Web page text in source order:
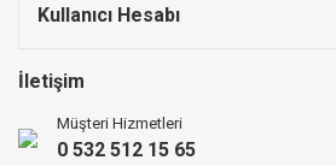
Kullanıcı Hesabı
İletişim
Müşteri Hizmetleri
0 532 512 15 65